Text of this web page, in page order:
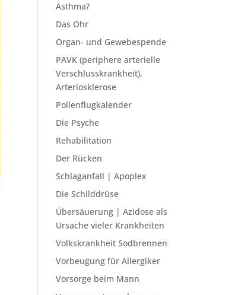
Asthma?
Das Ohr
Organ- und Gewebespende
PAVK (periphere arterielle
Verschlusskrankheit),
Arteriosklerose
Pollenflugkalender
Die Psyche
Rehabilitation
Der Rücken
Schlaganfall | Apoplex
Die Schilddrüse
Übersäuerung | Azidose als
Ursache vieler Krankheiten
Volkskrankheit Sodbrennen
Vorbeugung für Allergiker
Vorsorge beim Mann